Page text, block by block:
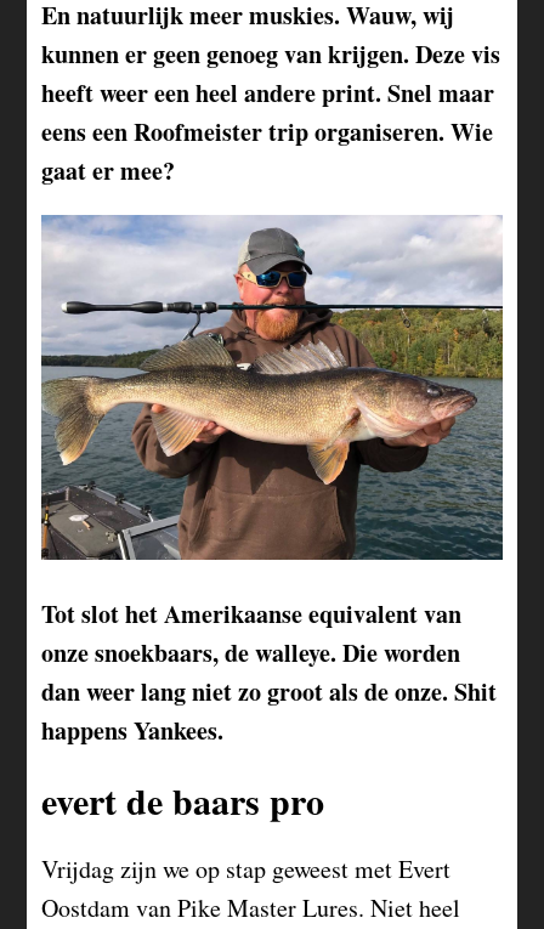
En natuurlijk meer muskies. Wauw, wij
kunnen er geen genoeg van krijgen. Deze vis
heeft weer een heel andere print. Snel maar
eens een Roofmeister trip organiseren. Wie
gaat er mee?
Tot slot het Amerikaanse equivalent van
onze snoekbaars, de walleye. Die worden
dan weer lang niet zo groot als de onze. Shit
happens Yankees.
evert de baars pro
Vrijdag zijn we op stap geweest met Evert
Oostdam van Pike Master Lures. Niet heel